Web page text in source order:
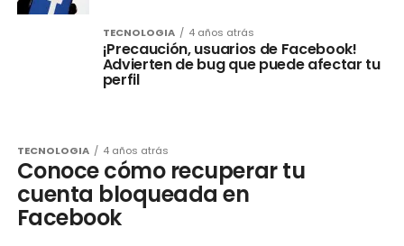
TECNOLOGIA 4 años atrás
¡Precaución, usuarios de Facebook!
Advierten de bug que puede afectar tu
perfil
TECNOLOGIA 4 años atrás
Conoce cómo recuperar tu
cuenta bloqueada en
Facebook